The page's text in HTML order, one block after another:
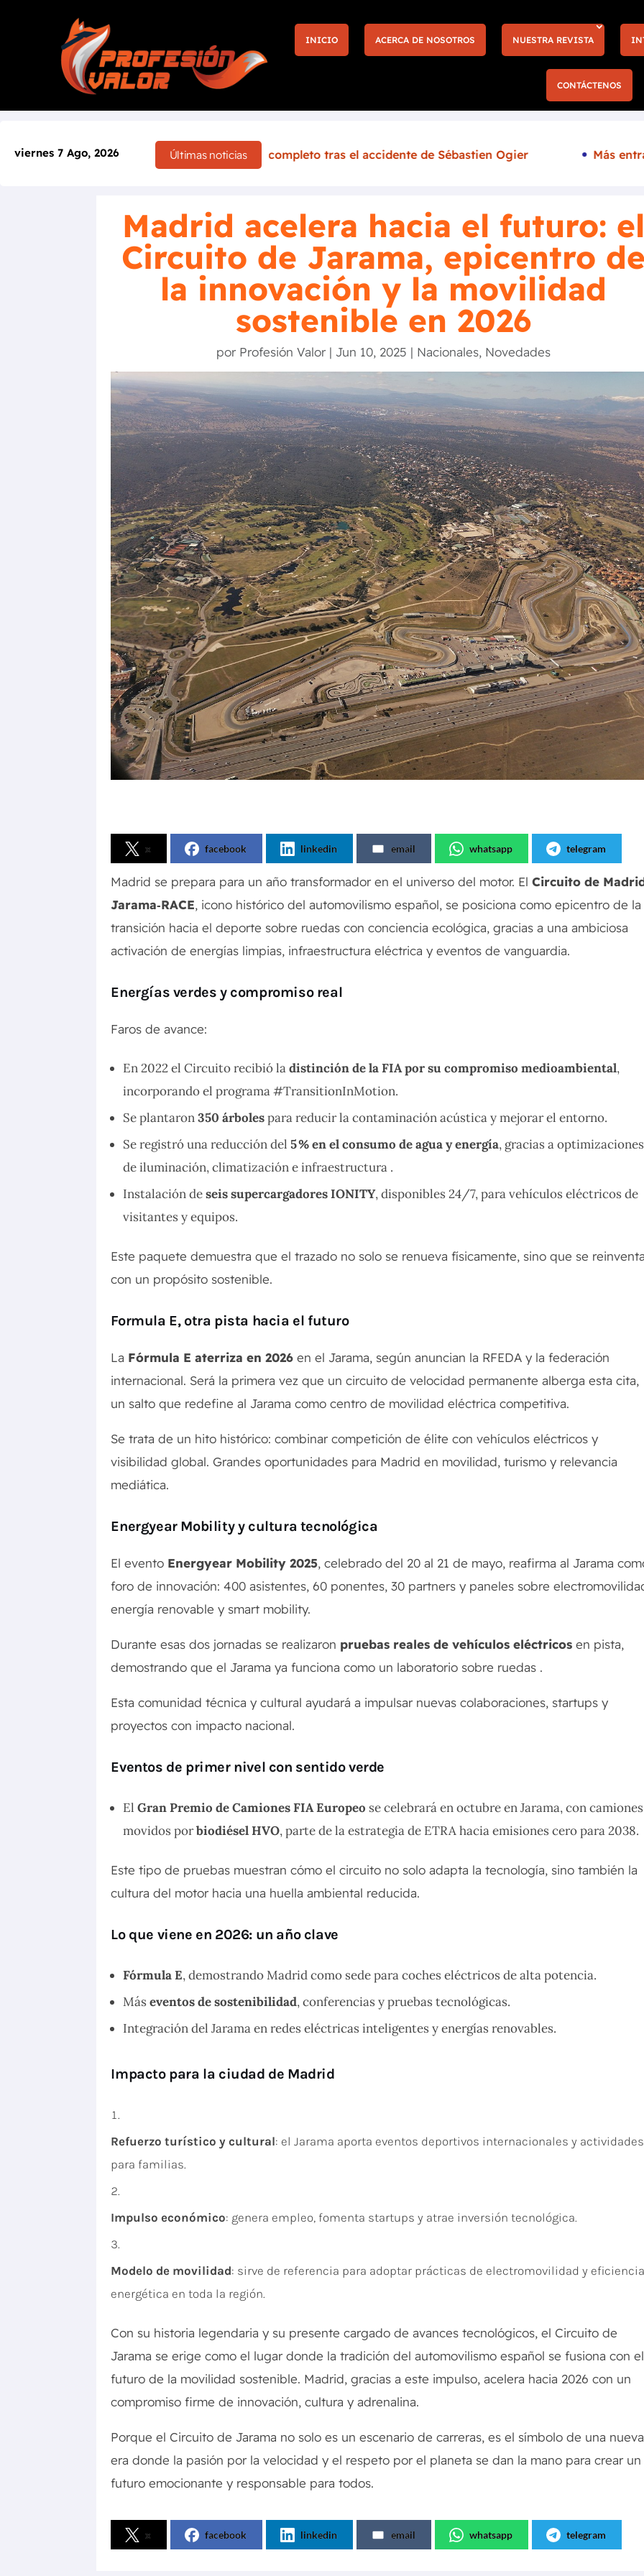
INICIO ACERCA DE NOSOTROS NUESTRA REVISTA
CONTÁCTENOS
viernes 7 Ago, 2026 Últimas noticias
completo tras el accidente de Sébastien Ogier Más entradas y nuevas experiencias llegan a la F1 de
Madrid acelera hacia el futuro:
Circuito de Jarama, epicentro
la innovación y la movilidad
sostenible en 2026
por Profesión Valor | Jun 10, 2025 | Nacionales, Novedades
x facebook linkedin email whatsapp telegram
Madrid se prepara para un año transformador en el universo del motor. ElCircuito de
Jarama‑RACE, icono histórico del automovilismo español, se posiciona como epicentro de la
transición hacia el deporte sobre ruedas con conciencia ecológica, gracias a una ambiciosa
activación de energías limpias, infraestructura eléctrica y eventos de vanguardia.
Energías verdes y compromiso real
Faros de avance:
En 2022 el Circuito recibió ladistinción de la FIA por su compromiso medioambiental,
incorporando el programa #TransitionInMotion.
Se plantaron350 árbolespara reducir la contaminación acústica y mejorar el entorno.
Se registró una reducción del5 % en el consumo de agua y energía, gracias a optimizaciones
de iluminación, climatización e infraestructura .
Instalación deseis supercargadores IONITY, disponibles 24/7, para vehículos eléctricos de
visitantes y equipos.
Este paquete demuestra que el trazado no solo se renueva físicamente, sino que se
con un propósito sostenible.
Formula E, otra pista hacia el futuro
La Fórmula E aterriza en 2026 en el Jarama, según anuncian la RFEDA y la federación
internacional. Será la primera vez que un circuito de velocidad permanente alberga esta cita,
un salto que redefine al Jarama como centro de movilidad eléctrica competitiva.
Se trata de un hito histórico: combinar competición de élite con vehículos eléctricos y
visibilidad global. Grandes oportunidades para Madrid en movilidad, turismo y relevancia
mediática.
Energyear Mobility y cultura tecnológica
El evento Energyear Mobility 2025, celebrado del 20 al 21 de mayo, reafirma al Jarama
foro de innovación: 400 asistentes, 60 ponentes, 30 partners y paneles sobre
energía renovable y smart mobility.
Durante esas dos jornadas se realizaron pruebas reales de vehículos eléctricos en pista,
demostrando que el Jarama ya funciona como un laboratorio sobre ruedas .
Esta comunidad técnica y cultural ayudará a impulsar nuevas colaboraciones, startups y
proyectos con impacto nacional.
Eventos de primer nivel con sentido verde
ElGran Premio de Camiones FIA Europeo se celebrará en octubre en Jarama, con camiones
movidos porbiodiésel HVO, parte de la estrategia de ETRA hacia emisiones cero para 2038.
Este tipo de pruebas muestran cómo el circuito no solo adapta la tecnología, sino también la
cultura del motor hacia una huella ambiental reducida.
Lo que viene en 2026: un año clave
Fórmula E, demostrando Madrid como sede para coches eléctricos de alta potencia.
Máseventos de sostenibilidad, conferencias y pruebas tecnológicas.
Integración del Jarama en redes eléctricas inteligentes y energías renovables.
Impacto para la ciudad de Madrid
Refuerzo turístico y cultural: el Jarama aporta eventos deportivos internacionales y actividades
para familias.
Impulso económico: genera empleo, fomenta startups y atrae inversión tecnológica.
Modelo de movilidad: sirve de referencia para adoptar prácticas de electromovilidad y
energética en toda la región.
Con su historia legendaria y su presente cargado de avances tecnológicos, el Circuito de
Jarama se erige como el lugar donde la tradición del automovilismo español se fusiona con el
futuro de la movilidad sostenible. Madrid, gracias a este impulso, acelera hacia 2026 con un
compromiso firme de innovación, cultura y adrenalina.
Porque el Circuito de Jarama no solo es un escenario de carreras, es el símbolo de una nueva
era donde la pasión por la velocidad y el respeto por el planeta se dan la mano para crear un
futuro emocionante y responsable para todos.
x facebook linkedin email whatsapp telegram